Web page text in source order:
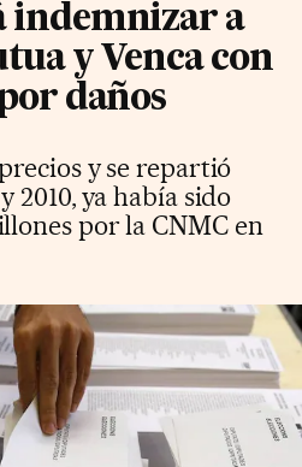
indemnizar a
y Venca con
daños
y se repartió
2010, ya había sido
por la CNMC en